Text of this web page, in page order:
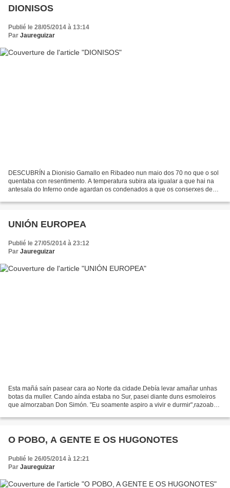
DIONISOS
Publié le 28/05/2014 à 13:14
Par Jaureguizar
DESCUBRÍN a Dionisio Gamallo en Ribadeo nun maio dos 70 no que o sol
quentaba con resentimento. A temperatura subira ata igualar a que hai na
antesala do Inferno onde agardan os condenados a que os conserxes de
UNIÓN EUROPEA
Publié le 27/05/2014 à 23:12
Par Jaureguizar
Esta mañá saín pasear cara ao Norte da cidade.Debía levar amañar unhas
botas da muller. Cando aínda estaba no Sur, pasei diante duns esmoleiros
que almorzaban Don Simón. "Eu soamente aspiro a vivir e durmir",razoaba
O POBO, A GENTE E OS HUGONOTES
Publié le 26/05/2014 à 12:21
Par Jaureguizar